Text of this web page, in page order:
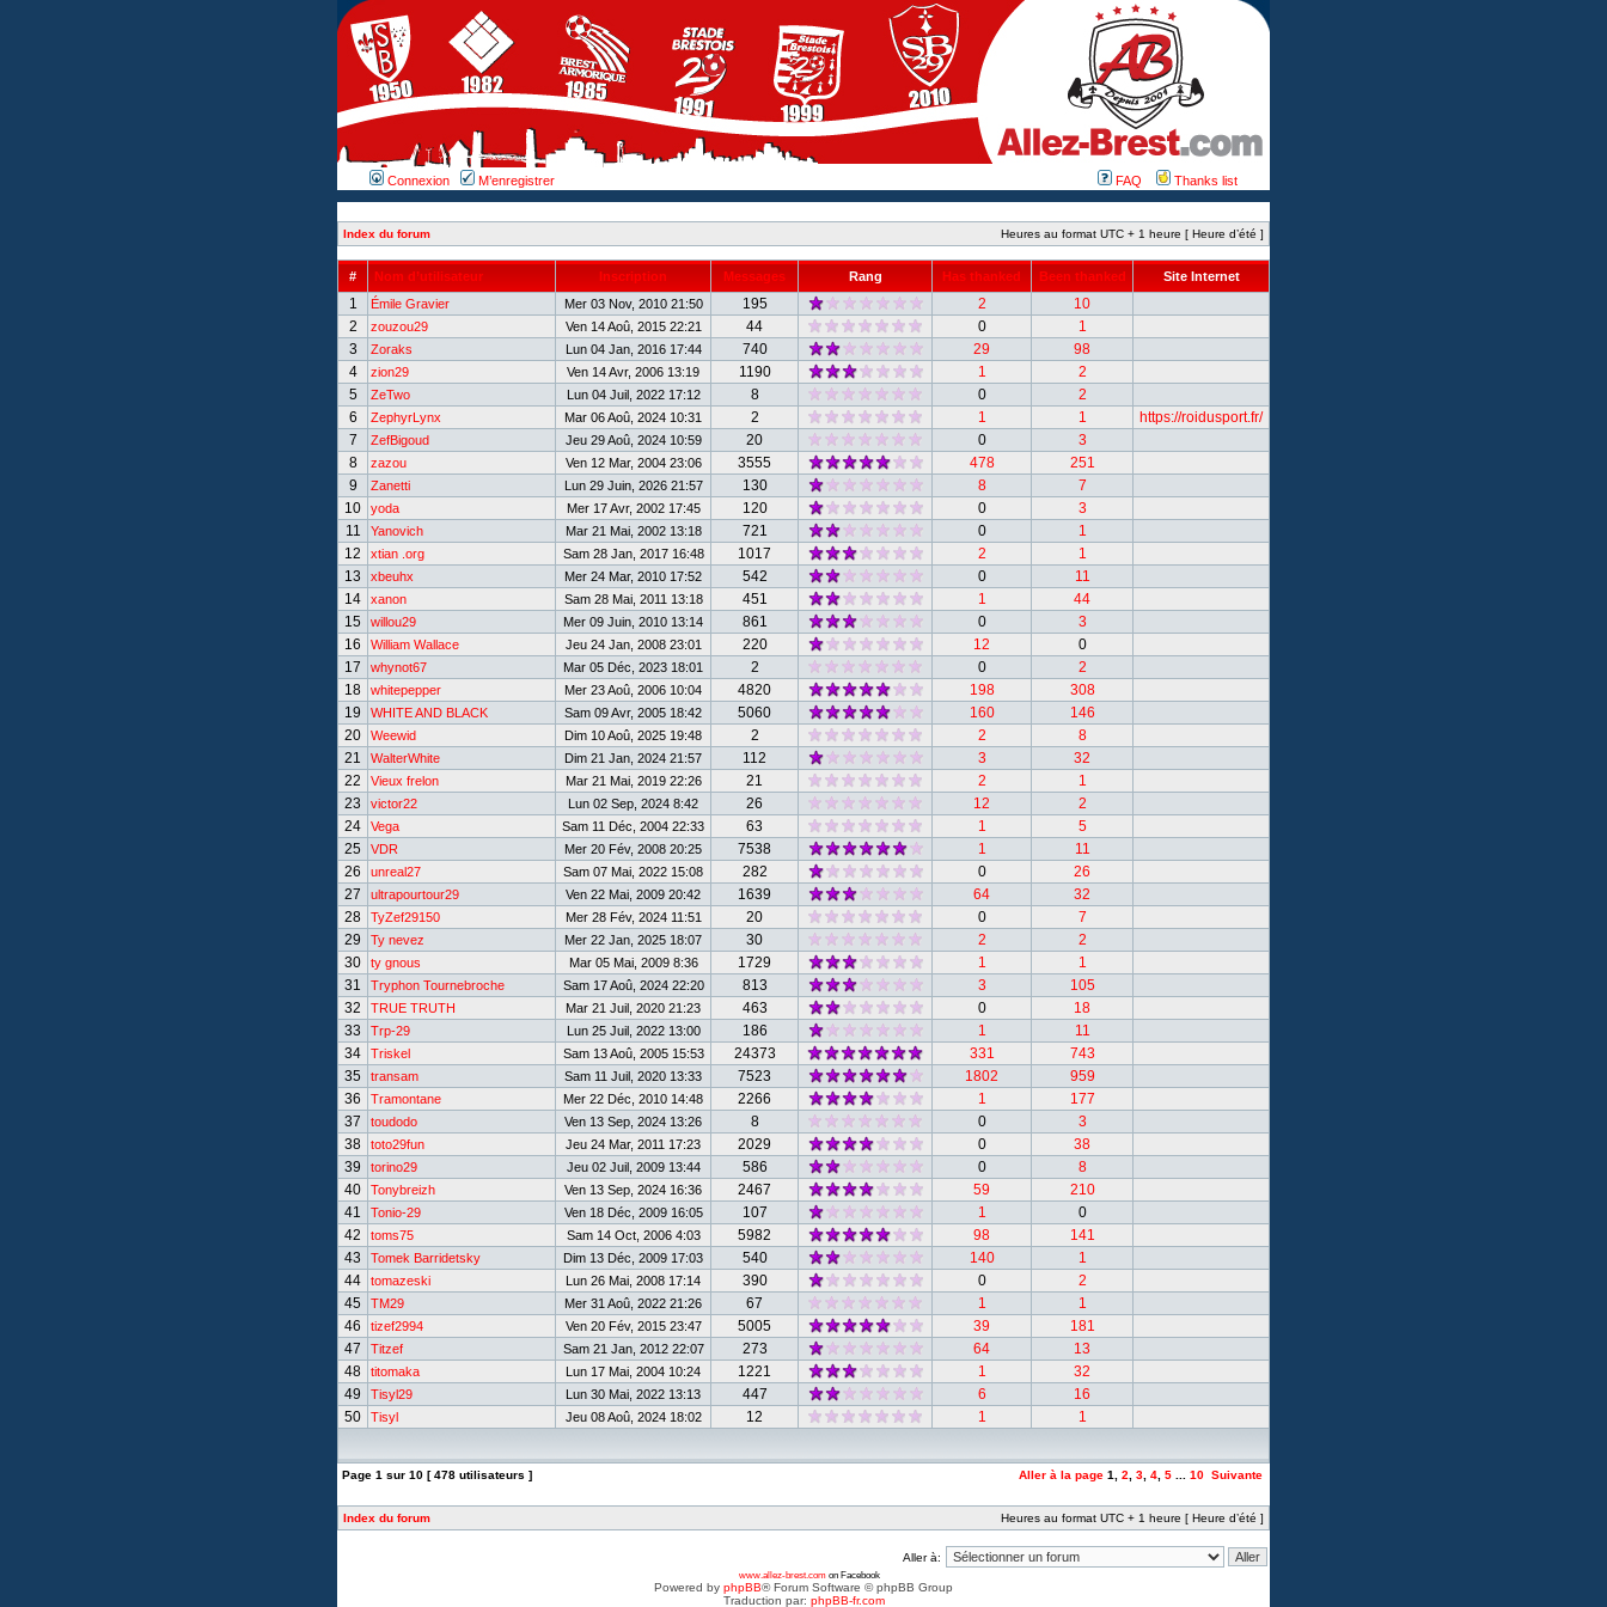
Connexion M’enregistrer FAQ Thanks list
Index du forum Heures au format UTC + 1 heure [ Heure d’été ]
# Nom d’utilisateur Inscription Messages Rang Has thanked Been thanked Site Internet
1 Émile Gravier Mer 03 Nov, 2010 21:50 195 2
10
2
zouzou29 Ven 14 Aoû, 2015 22:21 44 0
1
3
Zoraks Lun 04 Jan, 2016 17:44 740 29
98
4
zion29 Ven 14 Avr, 2006 13:19 1190 1
2
5
ZeTwo Lun 04 Juil, 2022 17:12 8 0
2
6
ZephyrLynx Mar 06 Aoû, 2024 10:31 2 1 1
https://roidusport.fr/
7
ZefBigoud Jeu 29 Aoû, 2024 10:59 20 0
3
8
zazou Ven 12 Mar, 2004 23:06 3555 478
251
9
Zanetti Lun 29 Juin, 2026 21:57 130 8
7
10
yoda Mer 17 Avr, 2002 17:45 120 0
3
11
Yanovich Mar 21 Mai, 2002 13:18 721 0
1
12
xtian .org Sam 28 Jan, 2017 16:48 1017 2
1
13
xbeuhx Mer 24 Mar, 2010 17:52 542 0
11
14
xanon Sam 28 Mai, 2011 13:18 451 1
44
15
willou29 Mer 09 Juin, 2010 13:14 861 0
3
16
William Wallace Jeu 24 Jan, 2008 23:01 220 12
0
17
whynot67 Mar 05 Déc, 2023 18:01 2 0
2
18
whitepepper Mer 23 Aoû, 2006 10:04 4820 198
308
19
WHITE AND BLACK Sam 09 Avr, 2005 18:42 5060 160
146
20
Weewid Dim 10 Aoû, 2025 19:48 2 2
8
21
WalterWhite Dim 21 Jan, 2024 21:57 112 3
32
22
Vieux frelon Mar 21 Mai, 2019 22:26 21 2
1
23
victor22 Lun 02 Sep, 2024 8:42 26 12
2
24
Vega Sam 11 Déc, 2004 22:33 63 1
5
25
VDR Mer 20 Fév, 2008 20:25 7538 1
11
26
unreal27 Sam 07 Mai, 2022 15:08 282 0
26
27
ultrapourtour29 Ven 22 Mai, 2009 20:42 1639 64
32
28
TyZef29150 Mer 28 Fév, 2024 11:51 20 0
7
29
Ty nevez Mer 22 Jan, 2025 18:07 30 2
2
30
ty gnous Mar 05 Mai, 2009 8:36 1729 1
1
31
Tryphon Tournebroche Sam 17 Aoû, 2024 22:20 813 3
105
32
TRUE TRUTH Mar 21 Juil, 2020 21:23 463 0
18
33
Trp-29 Lun 25 Juil, 2022 13:00 186 1
11
34
Triskel Sam 13 Aoû, 2005 15:53 24373 331
743
35
transam Sam 11 Juil, 2020 13:33 7523 1802
959
36
Tramontane Mer 22 Déc, 2010 14:48 2266 1
177
37
toudodo Ven 13 Sep, 2024 13:26 8 0
3
38
toto29fun Jeu 24 Mar, 2011 17:23 2029 0
38
39
torino29 Jeu 02 Juil, 2009 13:44 586 0
8
40
Tonybreizh Ven 13 Sep, 2024 16:36 2467 59
210
41
Tonio-29 Ven 18 Déc, 2009 16:05 107 1
0
42
toms75 Sam 14 Oct, 2006 4:03 5982 98
141
43
Tomek Barridetsky Dim 13 Déc, 2009 17:03 540 140
1
44
tomazeski Lun 26 Mai, 2008 17:14 390 0
2
45
TM29 Mer 31 Aoû, 2022 21:26 67 1
1
46
tizef2994 Ven 20 Fév, 2015 23:47 5005 39
181
47
Titzef Sam 21 Jan, 2012 22:07 273 64
13
48
titomaka Lun 17 Mai, 2004 10:24 1221 1
32
49
Tisyl29 Lun 30 Mai, 2022 13:13 447 6
16
50
Tisyl Jeu 08 Aoû, 2024 18:02 12 1 1
Page 1 sur 10 [ 478 utilisateurs ] Aller à la page 1 2 3 4 5 10 Suivante
Index du forum Heures au format UTC + 1 heure [ Heure d’été ]
Aller à:
www.allez-brest.com on Facebook
Powered by phpBB® Forum Software © phpBB Group
Traduction par: phpBB-fr.com